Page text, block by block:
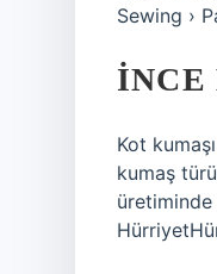
Sewing ›
İNCE
Kot
kumaş
üretiminde